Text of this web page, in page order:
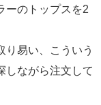
ーのトップスを2
り易い、こういう
しながら注文して